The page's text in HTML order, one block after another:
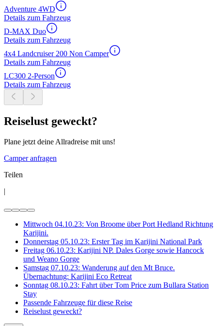
Adventure 4WD
Details zum Fahrzeug
D-MAX Duo
Details zum Fahrzeug
4x4 Landcruiser 200 Non Camper
Details zum Fahrzeug
LC300 2-Person
Details zum Fahrzeug
Reiselust geweckt?
Plane jetzt deine Allradreise mit uns!
Camper anfragen
Teilen
|
Mittwoch 04.10.23: Von Broome über Port Hedland Richtung
Karijini.
Donnerstag 05.10.23: Erster Tag im Karijini National Park
Freitag 06.10.23: Karijini NP. Dales Gorge sowie Hancock
und Weano Gorge
Samstag 07.10.23: Wanderung auf den Mt Bruce.
Übernachtung: Karijini Eco Retreat
Sonntag 08.10.23: Fahrt über Tom Price zum Bullara Station
Stay
Passende Fahrzeuge für diese Reise
Reiselust geweckt?